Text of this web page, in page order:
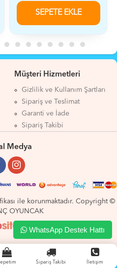
Sipariş Takibi İletişim
SEPETE EKLE
Müşteri Hizmetleri
Gizlilik ve Kullanım Şartları
Sipariş ve Teslimat
Garanti ve İade
Sipariş Takibi
Medya
ile korunmaktadır. Copyright ©
OYUNCAK
WhatsApp Destek Hattı